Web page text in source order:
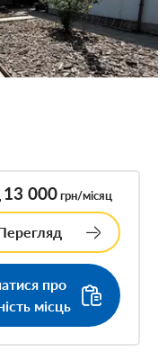
13 000грн/місяц
про
місць